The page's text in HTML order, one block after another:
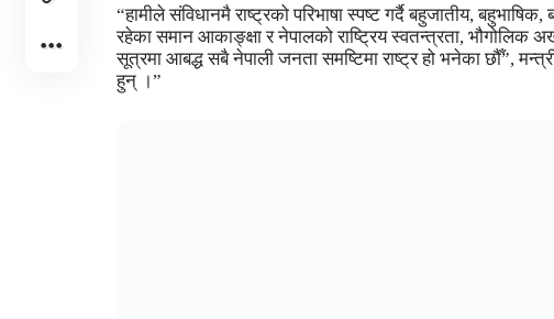
“हामीले संविधानमै राष्ट्रको परिभाषा स्पष्ट गर्दै बहुजातीय,
रहेका समान आकाङ्क्षा र नेपालको राष्ट्रिय स्वतन्त्रता, भौगोलिक
सूत्रमा आबद्ध सबै नेपाली जनता समष्टिमा राष्ट्र हो भनेका छौँ”,
हुन् ।”